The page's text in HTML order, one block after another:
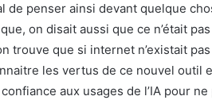
de penser ainsi devant quelque
on disait aussi que ce n’était
trouve que si internet n’existait
les vertus de ce nouvel outil
aux usages de l’IA pour